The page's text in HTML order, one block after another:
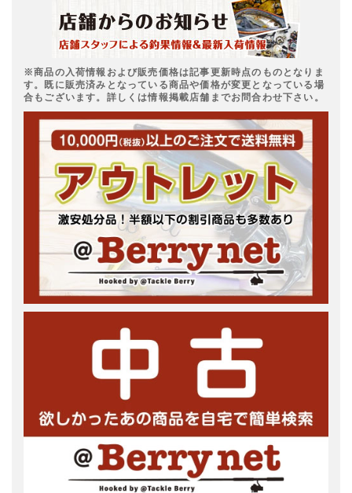
※商品の入荷情報および販売価格は記事更新時点のものとなりま
す。既に販売済みとなっている商品や価格が変更となっている場
合もございます。詳しくは情報掲載店舗までお問合わせ下さい。